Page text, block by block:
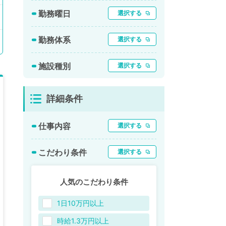
勤務曜日 選択する
勤務体系 選択する
施設種別 選択する
詳細条件
仕事内容 選択する
こだわり条件 選択する
人気のこだわり条件
1日10万円以上
時給1.3万円以上